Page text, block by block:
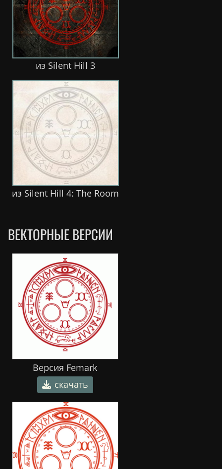
из Silent Hill 3
из Silent Hill 4: The Room
ВЕКТОРНЫЕ ВЕРСИИ
Версия Femark
скачать